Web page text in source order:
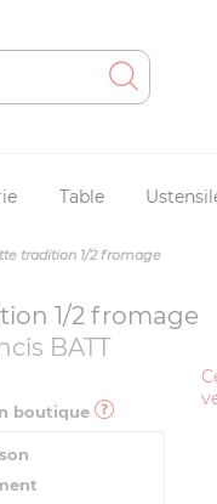
Table
tradition 1/2 fromage
1/2 fromage
BATT
boutique